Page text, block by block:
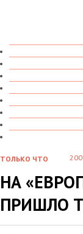
ТОЛЬКО ЧТО
НА
ПРИШЛО